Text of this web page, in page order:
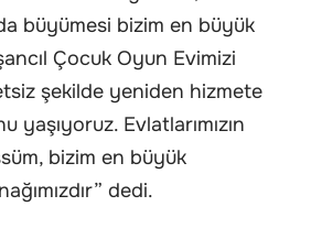
büyümesi bizim en büyük
Çocuk Oyun Evimizi
şekilde yeniden hizmete
yaşıyoruz. Evlatlarımızın
bizim en büyük
dedi.